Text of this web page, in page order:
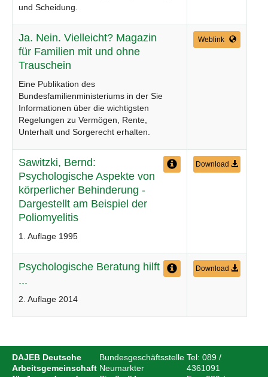
und Scheidung.
Ja. Nein. Vielleicht? Magazin
für Familien mit und ohne
Trauschein
Eine Publikation des
Bundesfamilienministeriums in der Sie
Informationen über die wichtigsten
Regelungen zu Vermögen, Rente,
Unterhalt und Sorgerecht erhalten.
Weblink
Sawitzki, Bernd:
Psychologische Aspekte von
körperlicher Behinderung -
Dargestellt am Beispiel der
Poliomyelitis
1. Auflage 1995
Download
Psychologische Beratung hilft
...
2. Auflage 2014
Download
DAJEB Deutsche
Arbeitsgemeinschaft
Bundesgeschäftsstelle
Neumarkter
Tel: 089 /
4361091